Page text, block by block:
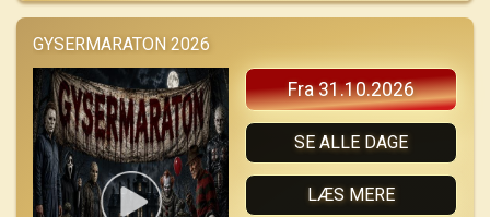
GYSERMARATON 2026
Fra 31.10.2026
SE ALLE DAGE
LÆS MERE